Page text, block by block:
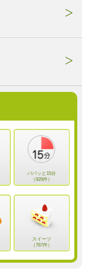
パパッと15分
（929件）
スイーツ
（767件）